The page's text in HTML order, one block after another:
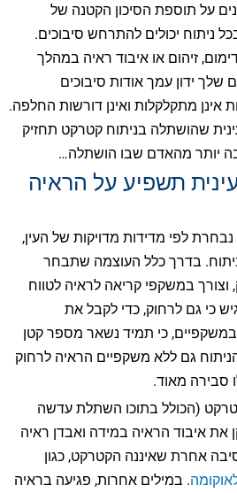
על תוספת הסיכון הקטנה של
ניתוח יכולים להתרחש סיבוכים.
זיהום או איבוד ראיה במהלך
שלך ידון עמך אודות סיבוכים
אינן מתקלקלות ואינן דורשות החלפה.
שהושתלה בניתוח קטרקט תחזיק
תשפיע על הראיה
לפי מדידות מדויקות של העין,
בדרך כלל העוצמה שתבחר
במשקפי קריאה לראיה לטווח
כי גם לרחוק, כדי לקבל את
כי תמיד נשאר מספר קטן
גם ללא משקפיים הראיה לרחוק
סבירה מאוד.
(הכולל בתוכו השתלת עדשה
את איבוד הראיה במידה ואבדן ראיה
אחרת שאיננה הקטרקט, כגון
. במילים אחרות, פגיעה בראיה